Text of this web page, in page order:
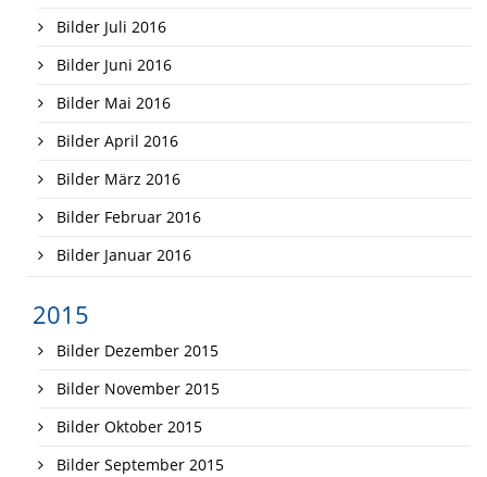
Bilder Juli 2016
Bilder Juni 2016
Bilder Mai 2016
Bilder April 2016
Bilder März 2016
Bilder Februar 2016
Bilder Januar 2016
2015
Bilder Dezember 2015
Bilder November 2015
Bilder Oktober 2015
Bilder September 2015